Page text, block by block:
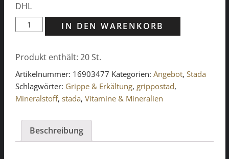
DHL
Grippostad
Complex
Menge
IN DEN WARENKORB
Produkt enthält: 20 St.
Artikelnummer: 16903477 Kategorien: Angebot, Stada
Schlagwörter: Grippe & Erkältung, grippostad,
Mineralstoff, stada, Vitamine & Mineralien
Beschreibung